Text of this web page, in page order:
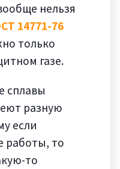
нельзя
14771-76
только
газе.
сплавы
разную
если
работы, то
то